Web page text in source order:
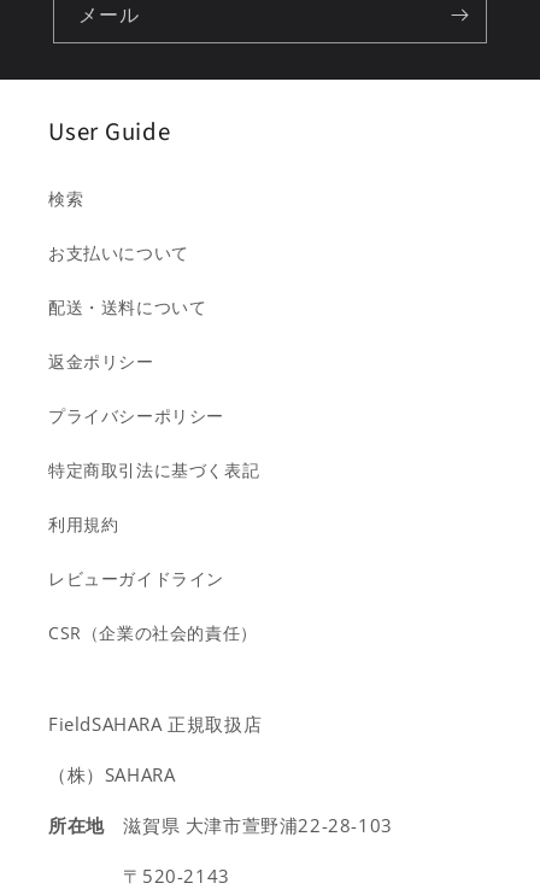
メール
User Guide
検索
お支払いについて
配送・送料について
返金ポリシー
プライバシーポリシー
特定商取引法に基づく表記
利用規約
レビューガイドライン
CSR（企業の社会的責任）
FieldSAHARA 正規取扱店
（株）SAHARA
所在地滋賀県 大津市萱野浦22-28-103
〒520-2143